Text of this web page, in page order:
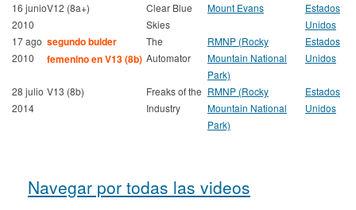
16 junio
2010
V12 (8a+)
Clear Blue
Skies
Mount Evans
Estados
Unidos
17 ago
2010
segundo bulder
femenino en V13 (8b)
The
Automator
RMNP (Rocky
Mountain National
Park)
Estados
Unidos
28 julio
2014
V13 (8b)
Freaks of the
Industry
RMNP (Rocky
Mountain National
Park)
Estados
Unidos
Navegar por todas las videos